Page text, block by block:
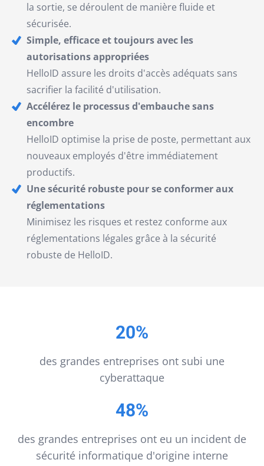
la sortie, se déroulent de manière fluide et
sécurisée.
Simple, efficace et toujours avec les
autorisations appropriées
HelloID assure les droits d'accès adéquats sans
sacrifier la facilité d'utilisation.
Accélérez le processus d'embauche sans
encombre
HelloID optimise la prise de poste, permettant aux
nouveaux employés d'être immédiatement
productifs.
Une sécurité robuste pour se conformer aux
réglementations
Minimisez les risques et restez conforme aux
réglementations légales grâce à la sécurité
robuste de HelloID.
20%
des grandes entreprises ont subi une
cyberattaque
48%
des grandes entreprises ont eu un incident de
sécurité informatique d'origine interne